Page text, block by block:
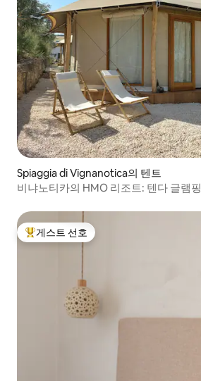
Spiaggia di Vignanotica의 텐트
비냐노티카의 HMO 리조트: 텐다 글램핑
상위 게스트 선호
게스트 선호